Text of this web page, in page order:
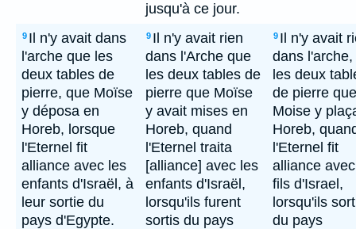
jusqu'à ce jour.
9 Il n'y avait dans
l'arche que les
deux tables de
pierre, que Moïse
y déposa en
Horeb, lorsque
l'Eternel fit
alliance avec les
enfants d'Israël, à
leur sortie du
pays d'Egypte.
9 Il n'y avait rien
dans l'Arche que
les deux tables de
pierre que Moïse
y avait mises en
Horeb, quand
l'Eternel traita
[alliance] avec les
enfants d'Israël,
lorsqu'ils furent
sortis du pays
9 Il n'y avait
dans
les deux
de pierre que
Moise y
Horeb,
l'Eternel fit
alliance
fils d'Israel,
lorsqu'ils
du pays